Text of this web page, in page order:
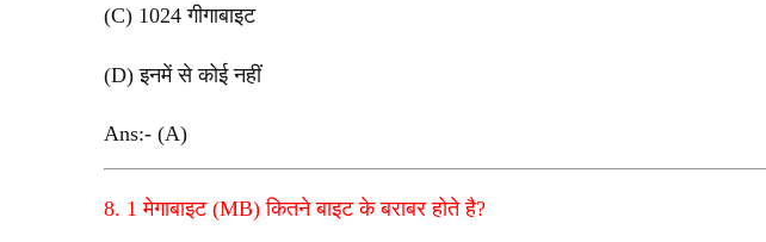
(C) 1024 गीगाबाइट
(D) इनमें से कोई नहीं
Ans:- (A)
8. 1 मेगाबाइट (MB) कितने बाइट के बराबर होते है?